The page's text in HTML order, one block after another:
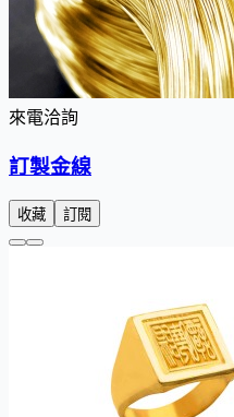
來電洽詢
訂製金線
收藏 訂閱